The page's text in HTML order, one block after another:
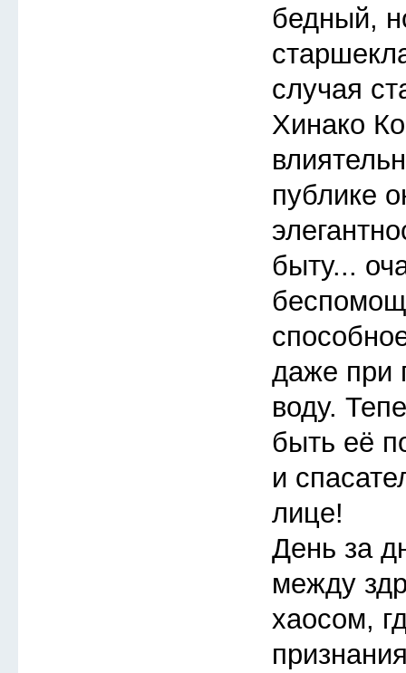
бедный,
случая
Хинако
публике
быту...
даже при
воду.
быть её
и
лице!
День за
между
хаосом,